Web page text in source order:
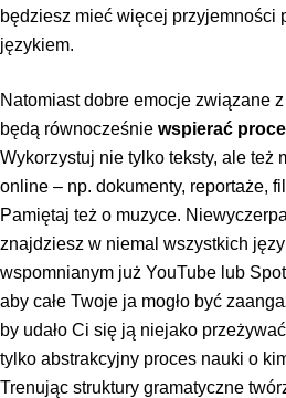
będziesz mieć więcej przyjemności
językiem.
Natomiast dobre emocje związane
będą równocześnie wspierać
Wykorzystuj nie tylko teksty, ale też
online – np. dokumenty, reportaże,
Pamiętaj też o muzyce.
znajdziesz w niemal wszystkich
wspomnianym już YouTube lub
aby całe Twoje ja mogło być
by udało Ci się ją niejako
tylko abstrakcyjny proces nauki o
Trenując struktury gramatyczne